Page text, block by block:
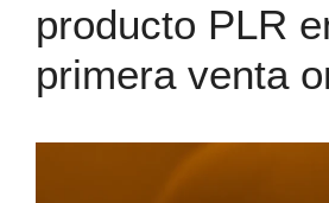
producto PLR
primera venta